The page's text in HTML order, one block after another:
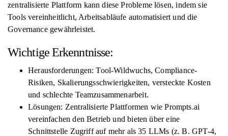
zentralisierte Plattform kann diese Probleme lösen, indem sie
Tools vereinheitlicht, Arbeitsabläufe automatisiert und die
Governance gewährleistet.
Wichtige Erkenntnisse:
Herausforderungen: Tool-Wildwuchs, Compliance-
Risiken, Skalierungsschwierigkeiten, versteckte Kosten
und schlechte Teamzusammenarbeit.
Lösungen: Zentralisierte Plattformen wie Prompts.ai
vereinfachen den Betrieb und bieten über eine
Schnittstelle Zugriff auf mehr als 35 LLMs (z. B. GPT-4,